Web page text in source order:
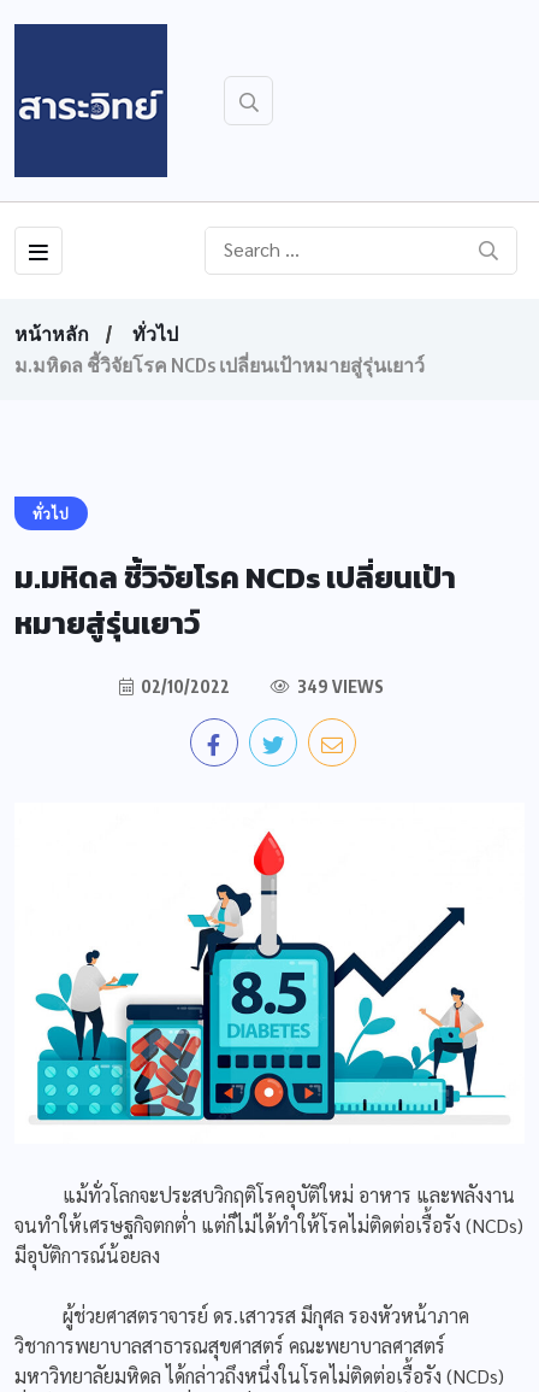
หน้าหลัก
ทั่วไป
ม.มหิดล ชี้วิจัยโรค NCDs เปลี่ยนเป้าหมายสู่รุ่นเยาว์
ทั่วไป
ม.มหิดล ชี้วิจัยโรค NCDs เปลี่ยนเป้า
หมายสู่รุ่นเยาว์
02/10/2022 349 VIEWS
แม้ทั่วโลกจะประสบวิกฤติโรคอุบัติใหม่ อาหาร และพลังงาน
จนทำให้เศรษฐกิจตกต่ำ แต่ก็ไม่ได้ทำให้โรคไม่ติดต่อเรื้อรัง (NCDs)
มีอุบัติการณ์น้อยลง
ผู้ช่วยศาสตราจารย์ ดร.เสาวรส มีกุศล รองหัวหน้าภาค
วิชาการพยาบาลสาธารณสุขศาสตร์ คณะพยาบาลศาสตร์
มหาวิทยาลัยมหิดล ได้กล่าวถึงหนึ่งในโรคไม่ติดต่อเรื้อรัง (NCDs)